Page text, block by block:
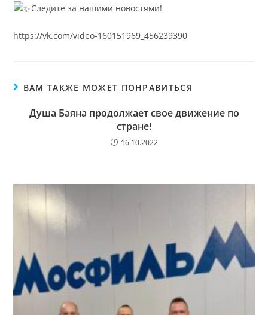
Следите за нашими новостями!
https://vk.com/video-160151969_456239390
ВАМ ТАКЖЕ МОЖЕТ ПОНРАВИТЬСЯ
Душа Баяна продолжает свое движение по
стране!
16.10.2022